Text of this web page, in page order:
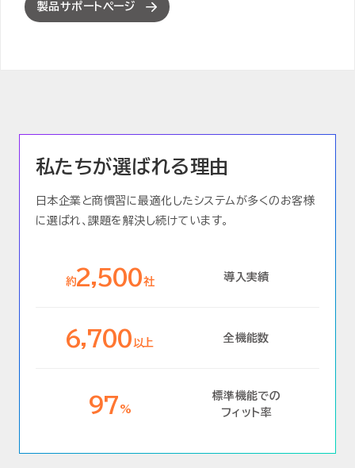
製品サポートページ
私たちが選ばれる理由
日本企業と商慣習に最適化したシステムが多くのお客様
に選ばれ、課題を解決し続けています。
約2,500社 導入実績
6,700 以上 全機能数
97 %
標準機能での
フィット率